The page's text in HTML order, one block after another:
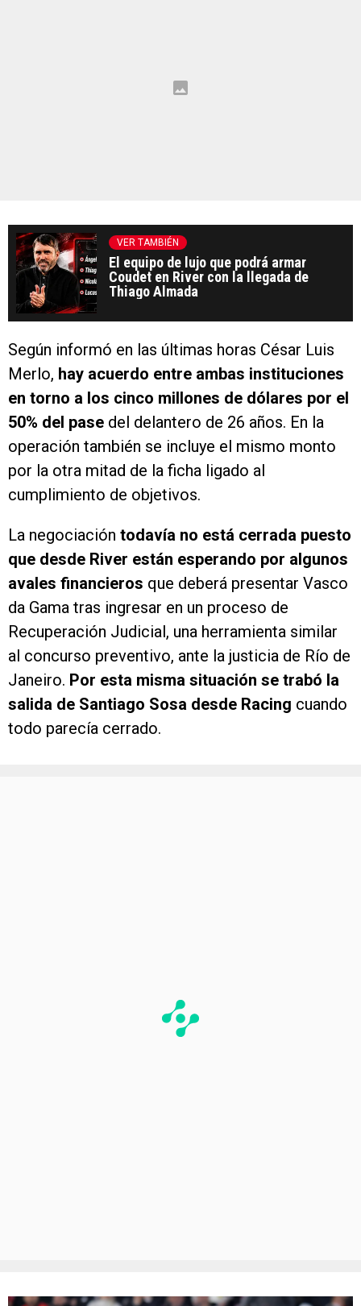
VER TAMBIÉN
El equipo de lujo que podrá armar
Coudet en River con la llegada de
Thiago Almada
Según informó en las últimas horas César Luis
Merlo, hay acuerdo entre ambas instituciones
en torno a los cinco millones de dólares por el
50% del pase del delantero de 26 años. En la
operación también se incluye el mismo monto
por la otra mitad de la ficha ligado al
cumplimiento de objetivos.
La negociación todavía no está cerrada puesto
que desde River están esperando por algunos
avales financieros que deberá presentar Vasco
da Gama tras ingresar en un proceso de
Recuperación Judicial, una herramienta similar
al concurso preventivo, ante la justicia de Río de
Janeiro. Por esta misma situación se trabó la
salida de Santiago Sosa desde Racing cuando
todo parecía cerrado.